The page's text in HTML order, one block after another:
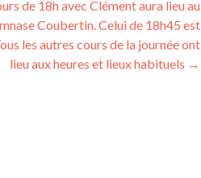
de 18h avec Clément aura lieu au
Coubertin. Celui de 18h45 est
les autres cours de la journée ont
lieu aux heures et lieux habituels →